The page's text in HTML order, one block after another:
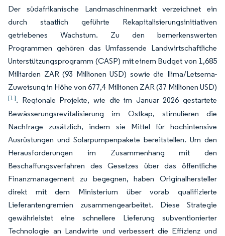
Der südafrikanische Landmaschinenmarkt verzeichnet ein
durch staatlich geführte Rekapitalisierungsinitiativen
getriebenes Wachstum. Zu den bemerkenswerten
Programmen gehören das Umfassende Landwirtschaftliche
Unterstützungsprogramm (CASP) mit einem Budget von 1,685
Milliarden ZAR (93 Millionen USD) sowie die Ilima/Letsema-
Zuweisung in Höhe von 677,4 Millionen ZAR (37 Millionen USD)
[1]. Regionale Projekte, wie die im Januar 2026 gestartete
Bewässerungsrevitalisierung im Ostkap, stimulieren die
Nachfrage zusätzlich, indem sie Mittel für hochintensive
Ausrüstungen und Solarpumpenpakete bereitstellen. Um den
Herausforderungen im Zusammenhang mit den
Beschaffungsverfahren des Gesetzes über das öffentliche
Finanzmanagement zu begegnen, haben Originalhersteller
direkt mit dem Ministerium über vorab qualifizierte
Lieferantengremien zusammengearbeitet. Diese Strategie
gewährleistet eine schnellere Lieferung subventionierter
Technologie an Landwirte und verbessert die Effizienz und